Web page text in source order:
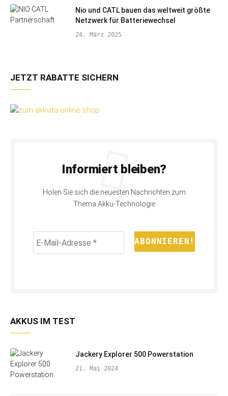
Nio und CATL bauen das weltweit größte
Netzwerk für Batteriewechsel
24. März 2025
JETZT RABATTE SICHERN
Informiert bleiben?
Holen Sie sich die neuesten Nachrichten zum
Thema Akku-Technologie
Mail-
AKKUS IM TEST
Jackery Explorer 500 Powerstation
21. Mai 2024